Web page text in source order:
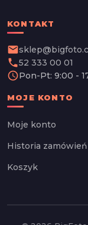
KONTAKT
email
phone52 333 00 01
schedulePon-Pt: 9:00 -
MOJE KONTO
Moje konto
Historia zamówień
Koszyk